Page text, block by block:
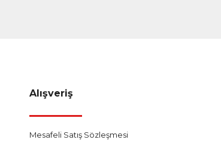
Alışveriş
Mesafeli Satış Sözleşmesi